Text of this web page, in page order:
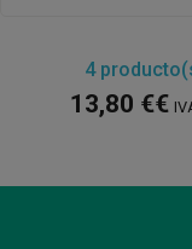
4
13,80 €€